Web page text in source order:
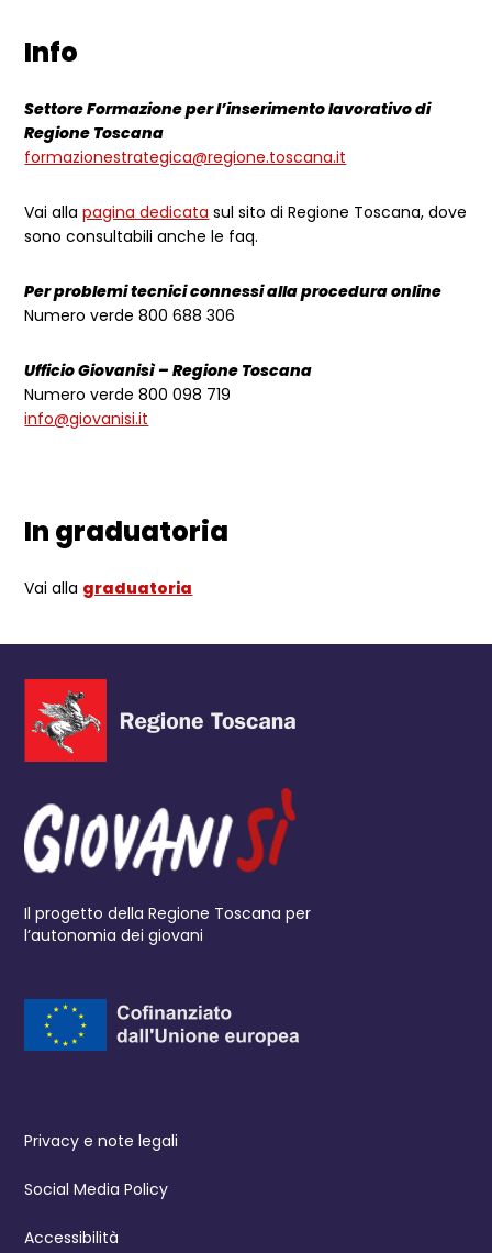
Info
Settore Formazione per l’inserimento lavorativo di
Regione Toscana
formazionestrategica@regione.toscana.it
Vai allapagina dedicata sul sito di Regione Toscana, dove
sono consultabili anche le faq.
Per problemi tecnici connessi alla procedura online
Numero verde 800 688 306
Ufficio Giovanisì – Regione Toscana
Numero verde 800 098 719
info@giovanisi.it
In graduatoria
Vai alla graduatoria
Il progetto della Regione Toscana per
l’autonomia dei giovani
Privacy e note legali
Social Media Policy
Accessibilità